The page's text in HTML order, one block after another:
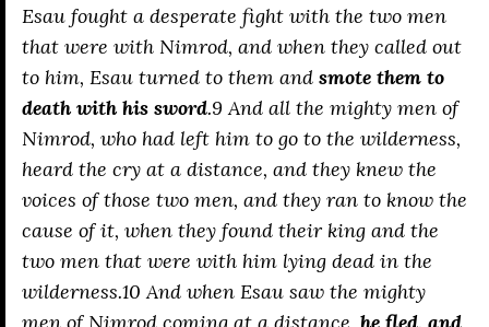
Esau fought a desperate fight with the two men
that were with Nimrod, and when they called out
to him, Esau turned to them and smote them to
death with his sword.9 And all the mighty men of
Nimrod, who had left him to go to the wilderness,
heard the cry at a distance, and they knew the
voices of those two men, and they ran to know the
cause of it, when they found their king and the
two men that were with him lying dead in the
wilderness.10 And when Esau saw the mighty